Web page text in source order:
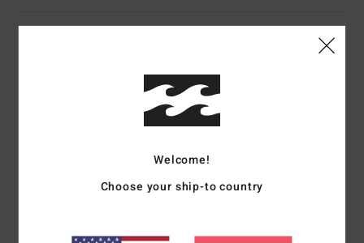
Braguita de Bikini Blanco Mujer
Código de color
Cobertura:cobertura reveladora
Welcome!
Choose your ship-to country